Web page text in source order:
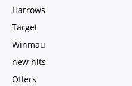
Harrows
Target
Winmau
new hits
Offers